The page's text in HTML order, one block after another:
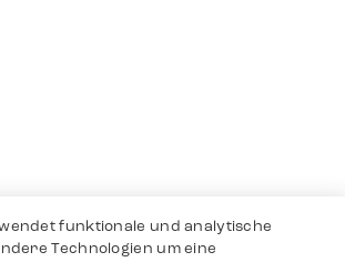
funktionale und analytische
Technologien um eine